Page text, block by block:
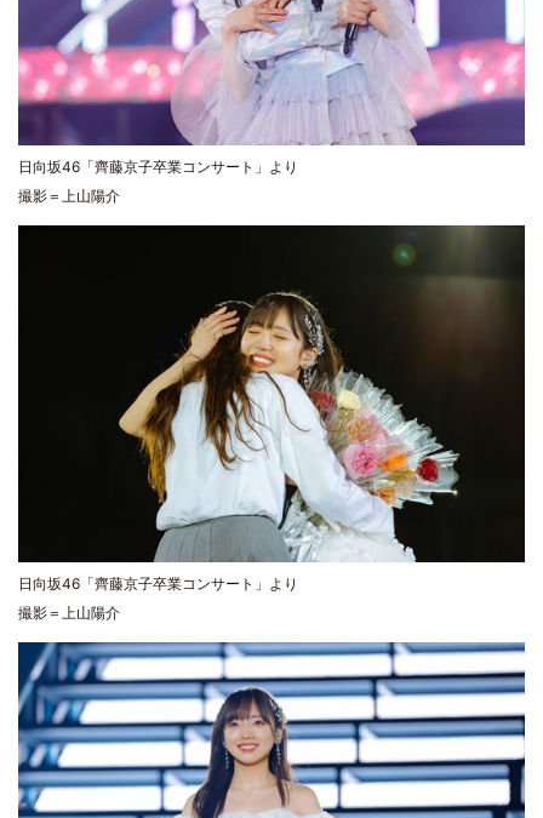
日向坂46「齊藤京子卒業コンサート」より
撮影＝上山陽介
日向坂46「齊藤京子卒業コンサート」より
撮影＝上山陽介